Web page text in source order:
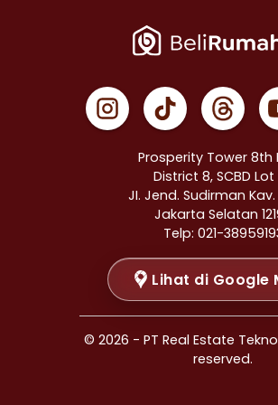
Properti Dijual di Johar Baru >
Properti Dijual di Menteng >
Properti Dijual di Tanah
Properti Dijual di Kramat >
Properti Dijual di Bendungan
Properti Dijual di Jakarta
Properti Dijual di Cilandak >
Properti Dijual di Gandaria
Properti Dijual di Cipete
Properti Dijual di Lenteng
Properti Dijual di Pondok
Properti Dijual di Kebayoran
Properti Dijual di Mampang
Prosperity Tower 8th
District 8, SCBD Lot
JI. Jend. Sudirman
Jakarta Selatan
Telp: 021-
Lihat di Google
© 2026 - PT Real Estate
reserved.